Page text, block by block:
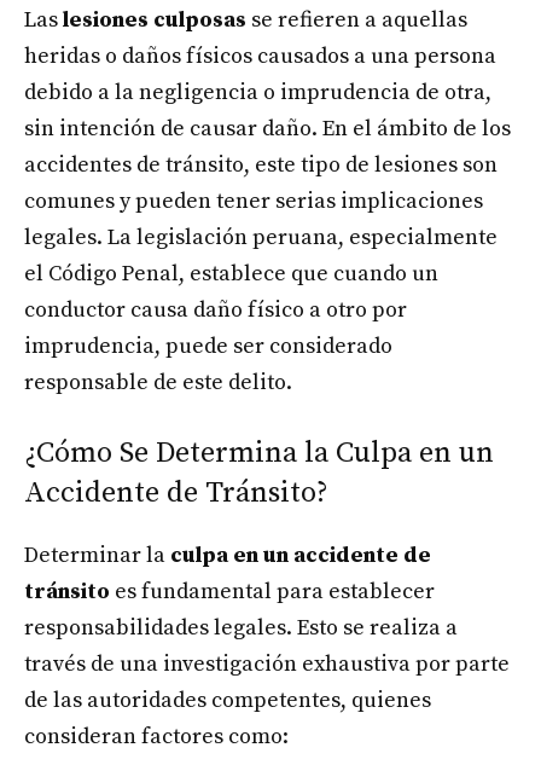
Laslesiones culposas se refieren a aquellas
heridas o daños físicos causados a una persona
debido a la negligencia o imprudencia de otra,
sin intención de causar daño. En el ámbito de los
accidentes de tránsito, este tipo de lesiones son
comunes y pueden tener serias implicaciones
legales. La legislación peruana, especialmente
el Código Penal, establece que cuando un
conductor causa daño físico a otro por
imprudencia, puede ser considerado
responsable de este delito.
¿Cómo Se Determina la Culpa en un
Accidente de Tránsito?
Determinar la culpa en un accidente de
tránsito es fundamental para establecer
responsabilidades legales. Esto se realiza a
través de una investigación exhaustiva por parte
de las autoridades competentes, quienes
consideran factores como: